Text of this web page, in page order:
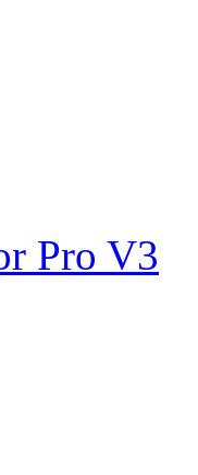
Pro V3